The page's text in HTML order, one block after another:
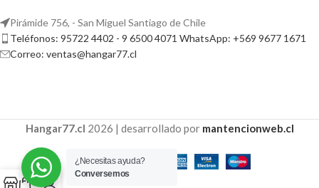
Pirámide 756, - San Miguel Santiago de Chile
Teléfonos: 95722 4402 - 9 6500 4071 WhatsApp: +569 9677 1671
Correo: ventas@hangar77.cl
Hangar77.cl 2026 | desarrollado por mantencionweb.cl
¿Necesitas ayuda?
Conversemos